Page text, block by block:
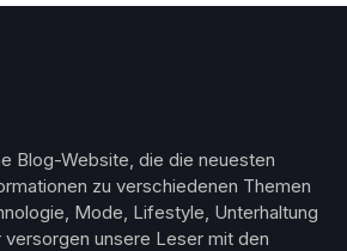
Blog-Website, die die neuesten
zu verschiedenen Themen
Mode, Lifestyle, Unterhaltung
unsere Leser mit den